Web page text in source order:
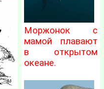
Моржонок с
мамой плавают
в открытом
океане.